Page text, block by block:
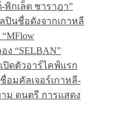
พิกเล็ต ชาราฎา”
ปินชื่อดังจากเกาหลี
ง “SELBAN”
ดตัวอาร์ไคฟ์แรก
ชื่อมคัลเจอร์เกาหลี-
ม ดนตรี การแสดง